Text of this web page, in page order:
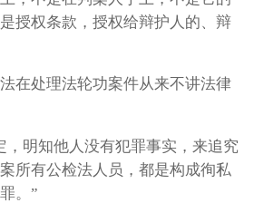
授权条款，授权给辩护人的、辩
在处理法轮功案件从来不讲法律
，明知他人没有犯罪事实，来追究
所有公检法人员，都是构成徇私
。”